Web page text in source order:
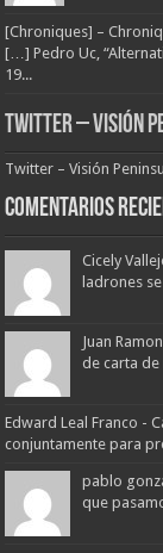
[Chroniques] –
[…] Pedro Uc,
19...
Twitter – Visión
Twitter – Visión
Comentarios
Cicely
ladrones
Juan
de carta
Edward Leal Franco -
conjuntamente para
pablo
que